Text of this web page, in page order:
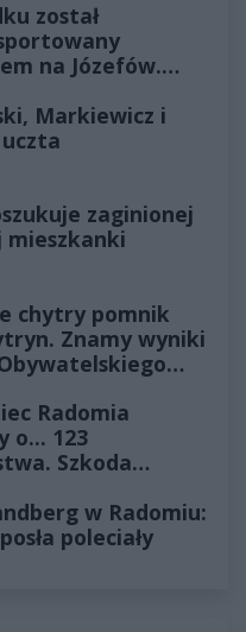
został
na Józefów.
Markiewicz i
zaginionej
chytry pomnik
Znamy wyniki
Radomia
o... 123
Szkoda
w Radomiu:
poleciały